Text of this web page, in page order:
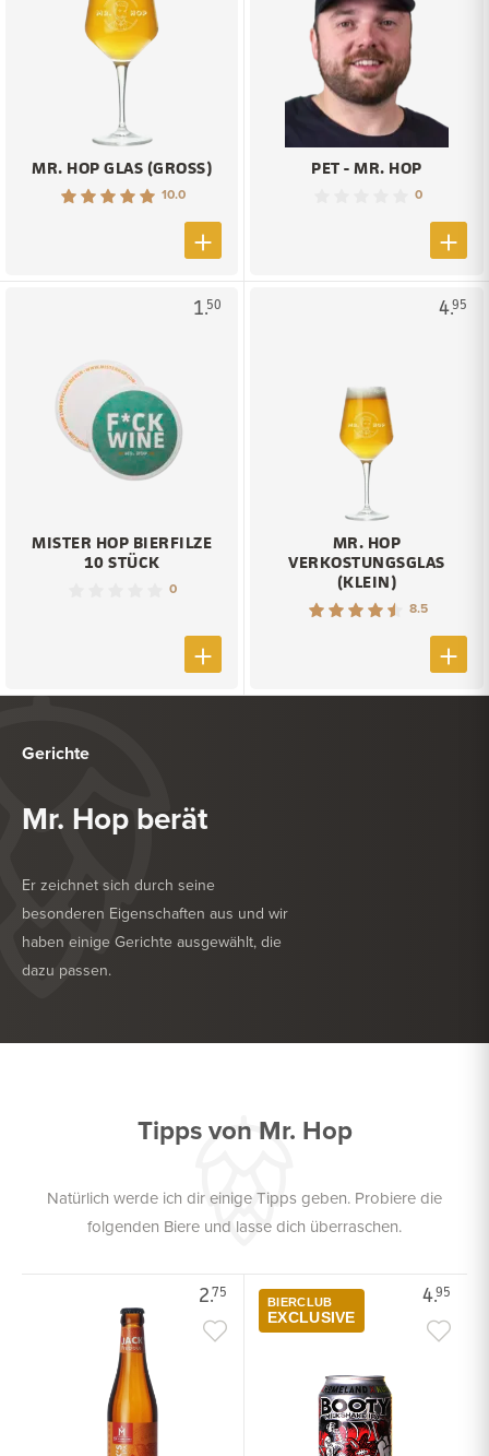
MR. HOP GLAS (GROSS)
10.0
PET - MR. HOP
0
1.50
MISTER HOP BIERFILZE
10 STÜCK
0
4.95
MR. HOP
VERKOSTUNGSGLAS
(KLEIN)
8.5
Gerichte
Mr. Hop berät
Er zeichnet sich durch seine
besonderen Eigenschaften aus und wir
haben einige Gerichte ausgewählt, die
dazu passen.
KÖSTLICH ZU
Tipps von Mr. Hop
Natürlich werde ich dir einige Tipps geben. Probiere die
folgenden Biere und lasse dich überraschen.
2.75 4.95
BIERCLUB
EXCLUSIVE